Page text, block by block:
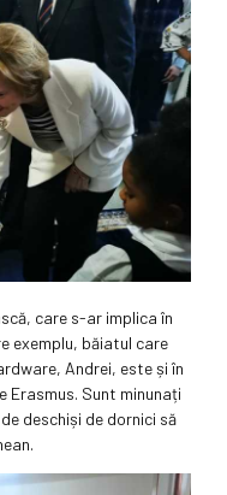
care s-ar implica în
exemplu, băiatul care
Andrei, este și în
Erasmus. Sunt minunați
deschiși de dornici să